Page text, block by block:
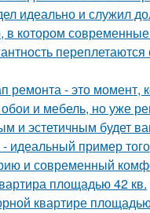
идеально и служил
в котором
ремонта - это момент,
и мебель, но уже
и эстетичным будет
- идеальный пример
и современный
площадью 42 кв.
квартире